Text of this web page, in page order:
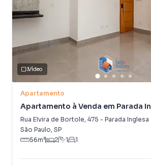
Vídeo
Apartamento
Apartamento à Venda em Parada
Rua Elvira de Bortole, 475 - Parada Inglesa
São Paulo, SP
56m² 2 1 1